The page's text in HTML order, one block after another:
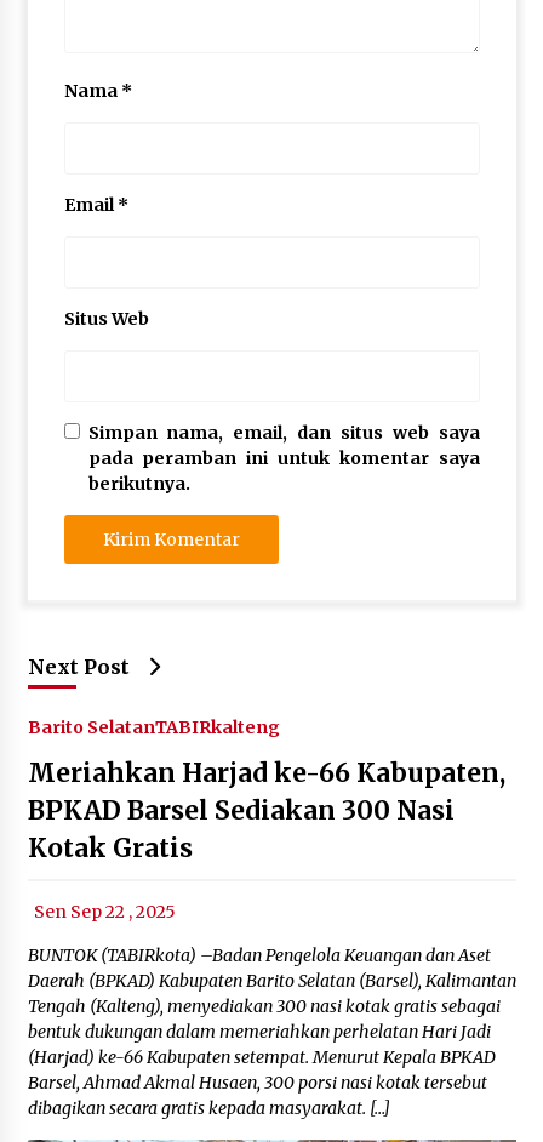
Nama *
Email *
Situs Web
Simpan nama, email, dan situs web saya
pada peramban ini untuk komentar saya
berikutnya.
Next Post
Barito SelatanTABIRkalteng
Meriahkan Harjad ke-66 Kabupaten,
BPKAD Barsel Sediakan 300 Nasi
Kotak Gratis
Sen Sep 22 , 2025
BUNTOK (TABIRkota) –Badan Pengelola Keuangan dan Aset
Daerah (BPKAD) Kabupaten Barito Selatan (Barsel), Kalimantan
Tengah (Kalteng), menyediakan 300 nasi kotak gratis sebagai
bentuk dukungan dalam memeriahkan perhelatan Hari Jadi
(Harjad) ke-66 Kabupaten setempat. Menurut Kepala BPKAD
Barsel, Ahmad Akmal Husaen, 300 porsi nasi kotak tersebut
dibagikan secara gratis kepada masyarakat. […]